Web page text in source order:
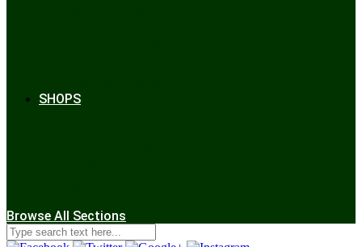
SHOPS
Browse All Sections